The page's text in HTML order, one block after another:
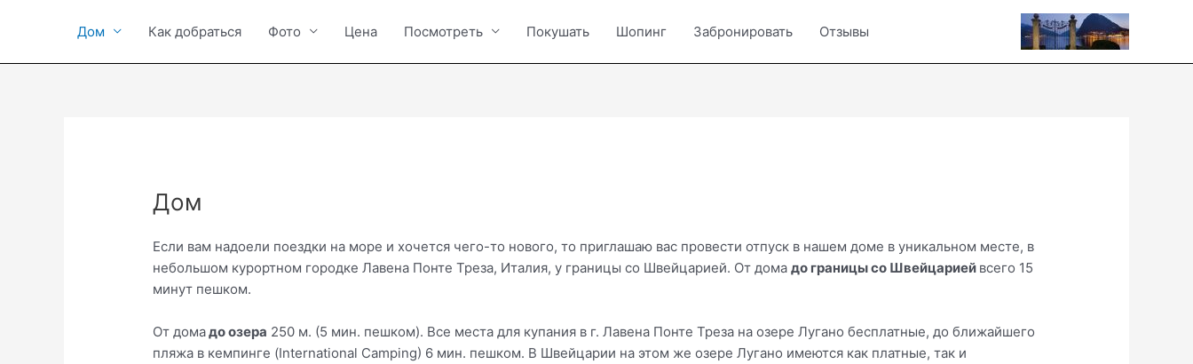
Дом Как добраться Фото Цена Посмотреть Покушать Шопинг Забронировать Отзывы
Дом
Если вам надоели поездки на море и хочется чего-то нового, то приглашаю вас провести отпуск в нашем доме в уникальном месте, в
небольшом курортном городке Лавена Понте Треза, Италия, у границы со Швейцарией. От домадо границы со Швейцарией всего 15
минут пешком.
От домадо озера 250 м. (5 мин. пешком). Все места для купания в г. Лавена Понте Треза на озере Лугано бесплатные, до ближайшего
пляжа в кемпинге (International Camping) 6 мин. пешком. В Швейцарии на этом же озере Лугано имеются как платные, так и